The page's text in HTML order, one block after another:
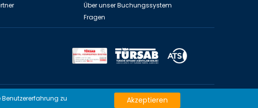
Über unser Buchungssystem
Fragen
Gesetzen von Deutschland
zu
Akzeptieren